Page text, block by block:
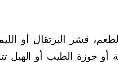
قشر البرتقال أو
أو جوزة الطيب أو الهيل